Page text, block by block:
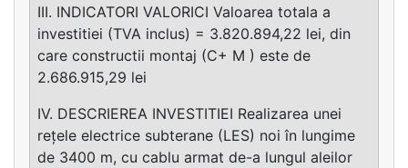
III. INDICATORI VALORICI Valoarea totala a
investitiei (TVA inclus) = 3.820.894,22 lei, din
care constructii montaj (C+ M ) este de
2.686.915,29 lei
IV. DESCRIEREA INVESTITIEI Realizarea unei
rețele electrice subterane (LES) noi în lungime
de 3400 m, cu cablu armat de-a lungul aleilor